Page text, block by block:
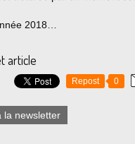
2018…
article
Repost 0
la newsletter